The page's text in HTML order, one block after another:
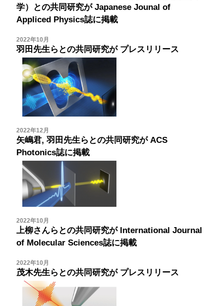
学）との共同研究がJapanese Jounal of
Appliced Physics誌に掲載
2022年10月
羽田先生らとの共同研究がプレスリリース
2022年12月
矢嶋君, 羽田先生らとの共同研究がACS
Photonics誌に掲載
2022年10月
上柳さんらとの共同研究が International Journal
of Molecular Sciences誌に掲載
2022年10月
茂木先生らとの共同研究が プレスリリース